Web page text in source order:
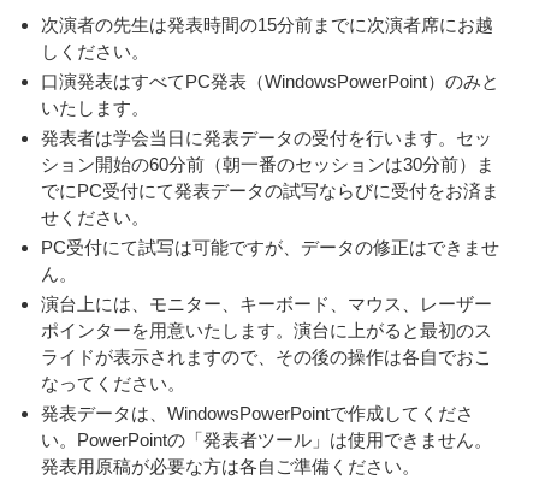
次演者の先生は発表時間の15分前までに次演者席にお越
しください。
口演発表はすべてPC発表（WindowsPowerPoint）のみと
いたします。
発表者は学会当日に発表データの受付を行います。セッ
ション開始の60分前（朝一番のセッションは30分前）ま
でにPC受付にて発表データの試写ならびに受付をお済ま
せください。
PC受付にて試写は可能ですが、データの修正はできませ
ん。
演台上には、モニター、キーボード、マウス、レーザー
ポインターを用意いたします。演台に上がると最初のス
ライドが表示されますので、その後の操作は各自でおこ
なってください。
発表データは、WindowsPowerPointで作成してくださ
い。PowerPointの「発表者ツール」は使用できません。
発表用原稿が必要な方は各自ご準備ください。